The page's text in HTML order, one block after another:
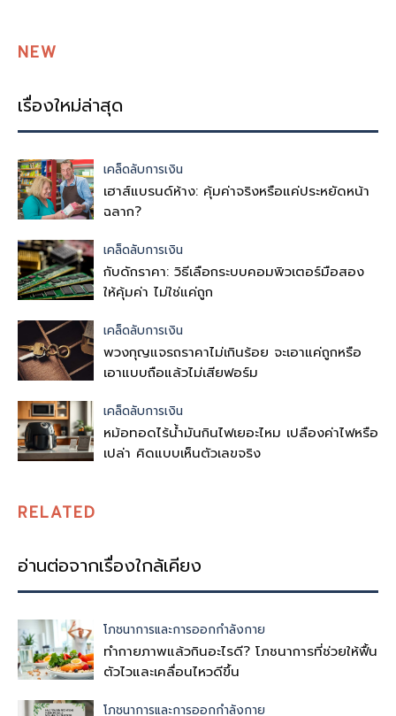
NEW
เรื่องใหม่ล่าสุด
เคล็ดลับการเงิน
เฮาส์แบรนด์ห้าง: คุ้มค่าจริงหรือแค่ประหยัดหน้า
ฉลาก?
เคล็ดลับการเงิน
กับดักราคา: วิธีเลือกระบบคอมพิวเตอร์มือสอง
ให้คุ้มค่า ไม่ใช่แค่ถูก
เคล็ดลับการเงิน
พวงกุญแจรถราคาไม่เกินร้อย จะเอาแค่ถูกหรือ
เอาแบบถือแล้วไม่เสียฟอร์ม
เคล็ดลับการเงิน
หม้อทอดไร้น้ำมันกินไฟเยอะไหม เปลืองค่าไฟหรือ
เปล่า คิดแบบเห็นตัวเลขจริง
RELATED
อ่านต่อจากเรื่องใกล้เคียง
โภชนาการและการออกกำลังกาย
ทำกายภาพแล้วกินอะไรดี? โภชนาการที่ช่วยให้ฟื้น
ตัวไวและเคลื่อนไหวดีขึ้น
โภชนาการและการออกกำลังกาย